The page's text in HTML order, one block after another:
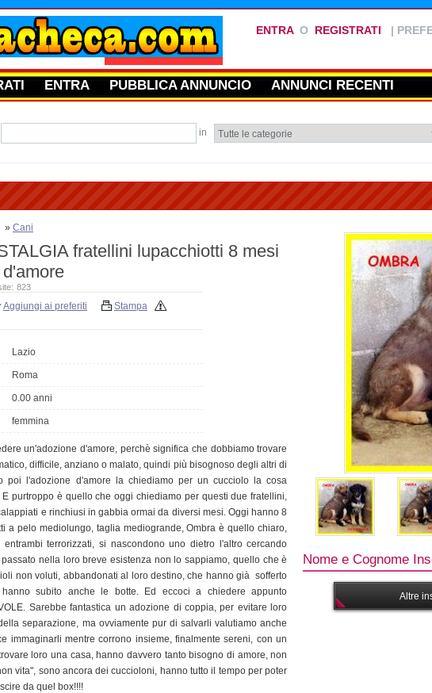
ENTRAO REGISTRATI |
ENTRA PUBBLICA ANNUNCIO ANNUNCI RECENTI
in
» Cani
fratellini lupacchiotti 8 mesi
823
Aggiungi ai preferiti
Stampa
Lazio
Roma
0.00 anni
femmina
un'adozione d'amore, perchè significa che dobbiamo trovare
difficile, anziano o malato, quindi più bisognoso degli altri di
poi l'adozione d'amore la chiediamo per un cucciolo la cosa
purtroppo è quello che oggi chiediamo per questi due fratellini,
e rinchiusi in gabbia ormai da diversi mesi. Oggi hanno 8
a pelo mediolungo, taglia mediogrande, Ombra è quello chiaro,
terrorizzati, si nascondono uno dietro l'altro cercando
nella loro breve esistenza non lo sappiamo, quello che è
non voluti, abbandonati al loro destino, che hanno già sofferto
subito anche le botte. Ed eccoci a chiedere appunto
Sarebbe fantastica un adozione di coppia, per evitare loro
separazione, ma ovviamente pur di salvarli valutiamo anche
immaginarli mentre corrono insieme, finalmente sereni, con un
loro una casa, hanno davvero tanto bisogno di amore, non
vita", sono ancora dei cuccioloni, hanno tutto il tempo per poter
da quel box!!!!
Nome e Cognome
Altre